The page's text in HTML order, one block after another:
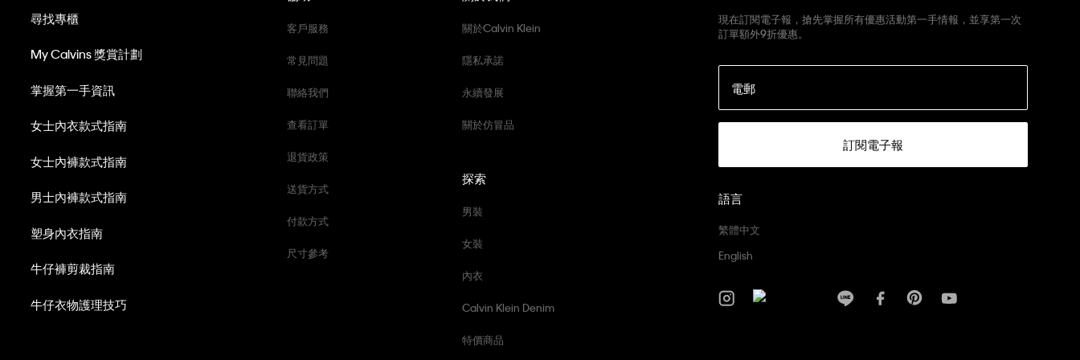
現在訂閱電子報，搶先掌握所有優惠活動第一手情報，並享第一次
訂單額外9折優惠。
電郵
訂閱電子報
語言
繁體中文
English
客戶服務
常見問題
聯絡我們
查看訂單
退貨政策
送貨方式
付款方式
尺寸參考
尋找專櫃
My Calvins 獎賞計劃
掌握第一手資訊
女士內衣款式指南
女士內褲款式指南
男士內褲款式指南
塑身內衣指南
牛仔褲剪裁指南
牛仔衣物護理技巧
探索
男裝
女裝
內衣
Calvin Klein Denim
特價商品
關於Calvin Klein
隱私承諾
永續發展
關於仿冒品